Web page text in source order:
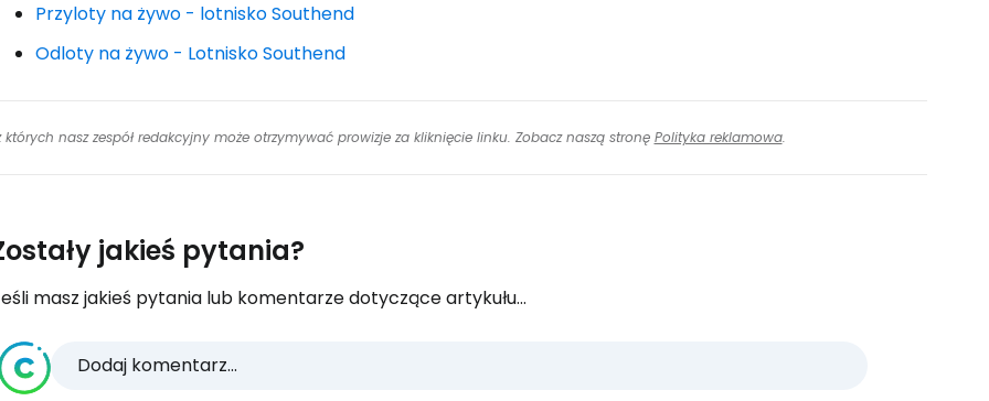
Przyloty na żywo - lotnisko Southend
Odloty na żywo - Lotnisko Southend
nasz zespół redakcyjny może otrzymywać prowizje za kliknięcie linku. Zobacz naszą stronę Polityka reklamowa.
jakieś pytania?
masz jakieś pytania lub komentarze dotyczące artykułu...
Dodaj komentarz...